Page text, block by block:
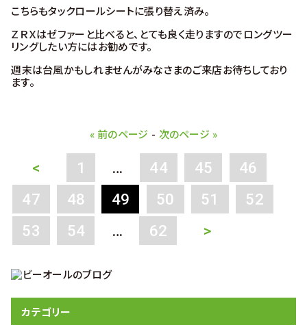
こちらもタックロールシートに張り替え済み。
ＺＲＸはゼファーと比べると、とても良く走りますのでロングツー
リングしたい方にはお勧めです。
週末は台風かもしれませんがみなさまのご来店お待ちしており
ます。
« 前のページ - 次のページ »
< 1 … 44 45
46
47
48 49 50 51
52
53
54 … 62 >
カテゴリー